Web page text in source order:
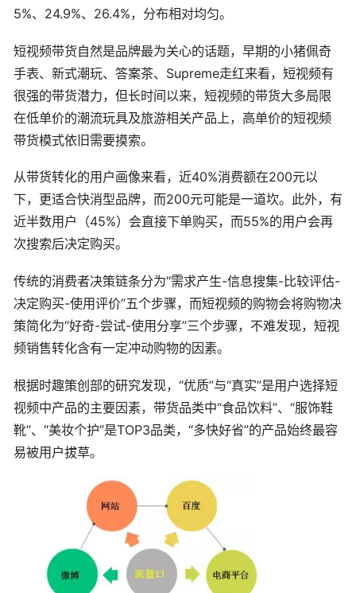
5%、24.9%、26.4%，分布相对均匀。
短视频带货自然是品牌最为关心的话题，早期的小猪佩奇
手表、新式潮玩、答案茶、Supreme走红来看，短视频有
很强的带货潜力，但长时间以来，短视频的带货大多局限
在低单价的潮流玩具及旅游相关产品上，高单价的短视频
带货模式依旧需要摸索。
从带货转化的用户画像来看，近40%消费额在200元以
下，更适合快消型品牌，而200元可能是一道坎。此外，有
近半数用户（45%）会直接下单购买，而55%的用户会再
次搜索后决定购买。
传统的消费者决策链条分为“需求产生-信息搜集-比较评估-
决定购买-使用评价”五个步骤，而短视频的购物会将购物决
策简化为“好奇-尝试-使用分享”三个步骤，不难发现，短视
频销售转化含有一定冲动购物的因素。
根据时趣策创部的研究发现，“优质”与“真实”是用户选择短
视频中产品的主要因素，带货品类中“食品饮料”、“服饰鞋
靴”、“美妆个护”是TOP3品类，“多快好省”的产品始终最容
易被用户拔草。